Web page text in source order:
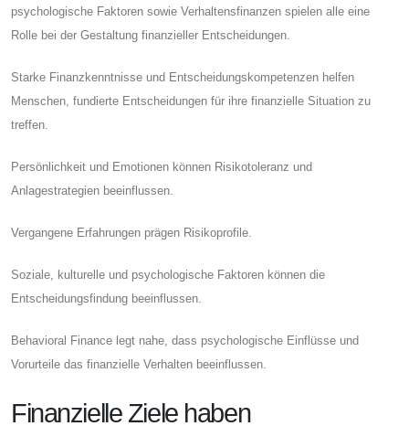
psychologische Faktoren sowie Verhaltensfinanzen spielen alle eine
Rolle bei der Gestaltung finanzieller Entscheidungen.
Starke Finanzkenntnisse und Entscheidungskompetenzen helfen
Menschen, fundierte Entscheidungen für ihre finanzielle Situation zu
treffen.
Persönlichkeit und Emotionen können Risikotoleranz und
Anlagestrategien beeinflussen.
Vergangene Erfahrungen prägen Risikoprofile.
Soziale, kulturelle und psychologische Faktoren können die
Entscheidungsfindung beeinflussen.
Behavioral Finance legt nahe, dass psychologische Einflüsse und
Vorurteile das finanzielle Verhalten beeinflussen.
Finanzielle Ziele haben